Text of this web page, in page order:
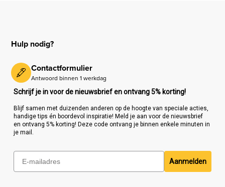
Hulp nodig?
Contactformulier
Antwoord binnen 1 werkdag
Schrijf je in voor de nieuwsbrief en ontvang 5% korting!
Blijf samen met duizenden anderen op de hoogte van speciale acties,
handige tips én boordevol inspiratie! Meld je aan voor de nieuwsbrief
en ontvang 5% korting! Deze code ontvang je binnen enkele minuten in
je mail.
Aanmelden